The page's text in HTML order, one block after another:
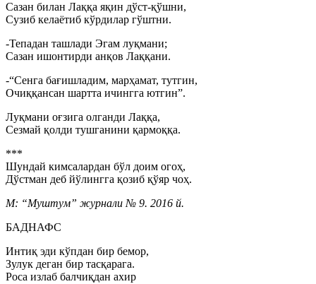
Сазан билан Лаққа яқин дўст-қўшни,
Сузиб келаётиб кўрдилар гўштни.
-Тепадан ташлади Эгам луқмани;
Сазан ишонтирди анқов Лаққани.
-“Сенга бағишладим, марҳамат, тутгин,
Очиққансан шартта ичингга ютгин”.
Луқмани оғзига олганди Лаққа,
Сезмай қолди тушганини қармоққа.
***
Шундай кимсалардан бўл доим огоҳ,
Дўстман деб йўлингга қозиб қўяр чоҳ.
М: “Муштум” журнали № 9. 2016 й.
БАДНАФС
Интиқ эди кўпдан бир бемор,
Зулук деган бир тасқарага.
Роса излаб балчиқдан ахир